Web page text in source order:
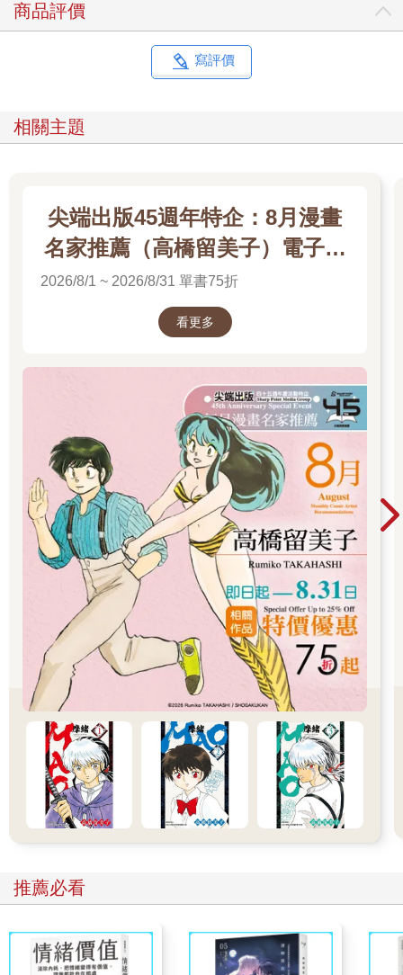
商品評價
寫評價
相關主題
尖端出版45週年特企：8月漫畫
名家推薦（高橋留美子）電子書
展
2026/8/1 ~ 2026/8/31 單書75折
看更多
推薦必看